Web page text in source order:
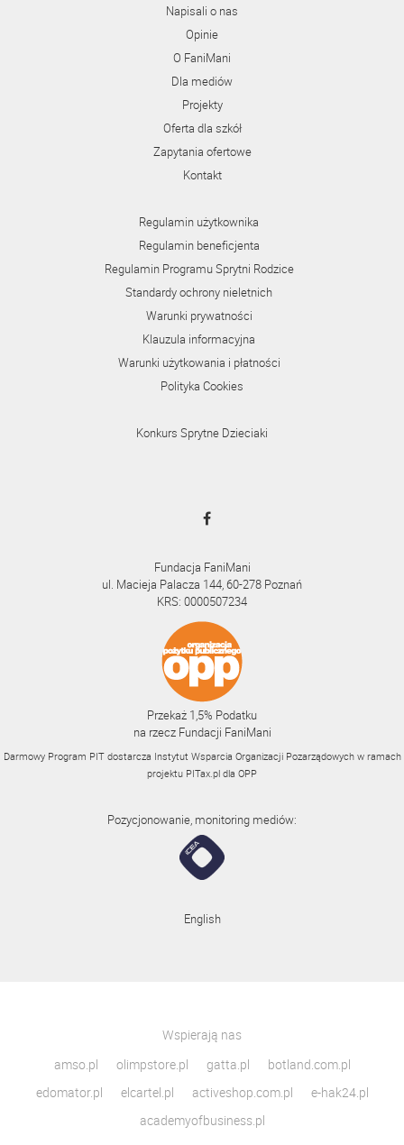
Napisali o nas
Opinie
O FaniMani
Dla mediów
Projekty
Oferta dla szkół
Zapytania ofertowe
Kontakt
Regulamin użytkownika
Regulamin beneficjenta
Regulamin Programu Sprytni Rodzice
Standardy ochrony nieletnich
Warunki prywatności
Klauzula informacyjna
Warunki użytkowania i płatności
Polityka Cookies
Konkurs Sprytne Dzieciaki
Fundacja FaniMani
ul. Macieja Palacza 144, 60-278 Poznań
KRS: 0000507234
Przekaż 1,5% Podatku
na rzecz Fundacji FaniMani
Darmowy Program PIT dostarcza Instytut Wsparcia Organizacji Pozarządowych w ramach
projektu PITax.pl dla OPP
Pozycjonowanie, monitoring mediów:
English
Wspierają nas
amso.pl
olimpstore.pl gatta.pl
botland.com.pl
edomator.pl
elcartel.pl activeshop.com.pl
e-hak24.pl
academyofbusiness.pl